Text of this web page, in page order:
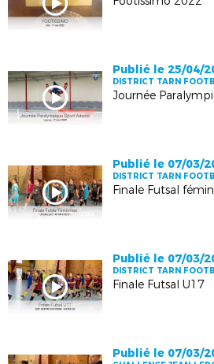
Publié le 25/04/
DISTRICT TARN
Publié le 07/03/
DISTRICT TARN
Finale Futsal
Publié le 07/03/
DISTRICT TARN
Finale Futsal U17
Publié le 07/03/